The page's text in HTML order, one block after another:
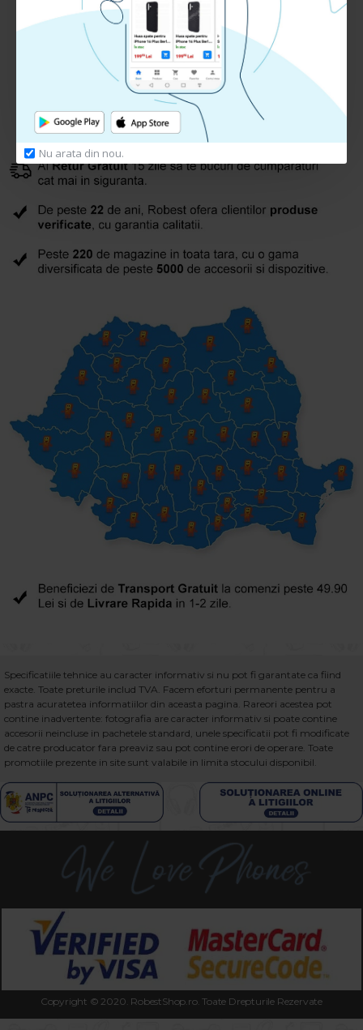
Nu arata din nou.
pentru a putea lasa o recenzie
Specificatiile tehnice au caracter informativ si nu pot fi garantate ca fiind
exacte. Toate preturile includ TVA. Facem eforturi permanente pentru a
pastra acuratetea informatiilor din aceasta pagina. Rareori acestea pot
contine inadvertente: fotografia are caracter informativ si poate contine
accesorii neincluse in pachetele standard, unele specificatii pot fi modificate
de catre producator fara preaviz sau pot contine erori de operare. Toate
promotiile prezente in site sunt valabile in limita stocului disponibil.
Copyright © 2020. RobestShop.ro. Toate Drepturile Rezervate